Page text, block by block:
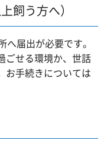
飼う方へ）
届出が必要です。
ごせる環境か、世話
お手続きについては